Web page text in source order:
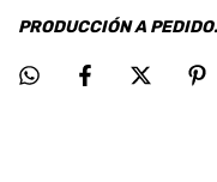
PRODUCCIÓN A